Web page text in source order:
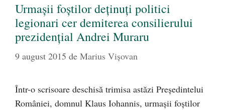
Urmaşii foştilor deţinuţi politici
legionari cer demiterea consilierului
prezidenţial Andrei Muraru
9 august 2015 de Marius Vișovan
Într-o scrisoare deschisă trimisa astăzi Preşedintelui
României, domnul Klaus Iohannis, urmaşii foştilor